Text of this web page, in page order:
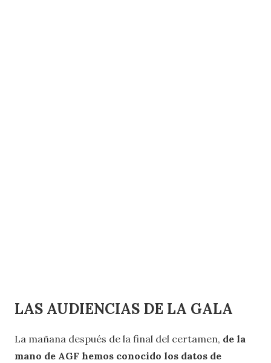
LAS AUDIENCIAS DE LA GALA
La mañana después de la final del certamen, de la
mano de AGF hemos conocido los datos de